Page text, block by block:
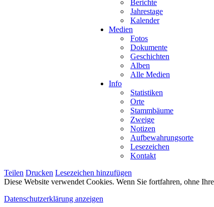
Berichte
Jahrestage
Kalender
Medien
Fotos
Dokumente
Geschichten
Alben
Alle Medien
Info
Statistiken
Orte
Stammbäume
Zweige
Notizen
Aufbewahrungsorte
Lesezeichen
Kontakt
Teilen Drucken Lesezeichen hinzufügen
Diese Website verwendet Cookies. Wenn Sie fortfahren, ohne
Datenschutzerklärung anzeigen